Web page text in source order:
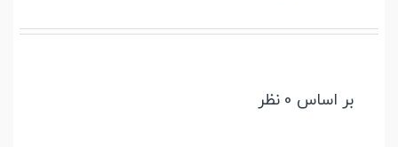
بر اساس 0 نظر